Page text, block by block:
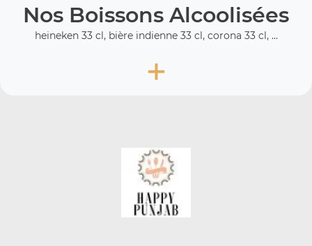
Nos Boissons Alcoolisées
heineken 33 cl, bière indienne 33 cl, corona 33 cl, ...
+